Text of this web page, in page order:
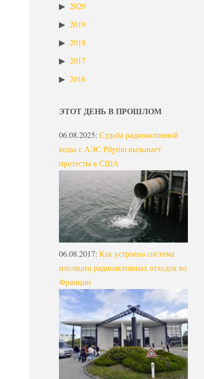
2020
2019
2018
2017
2016
ЭТОТ ДЕНЬ В ПРОШЛОМ
06.08.2025: Судьба радиоактивной
воды с АЭС Pilgrim вызывает
протесты в США
06.08.2017: Как устроена система
изоляции радиоактивных отходов во
Франции